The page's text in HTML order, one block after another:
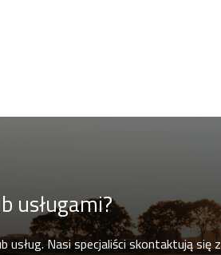
usługami?
Nasi specjaliści skontaktują się z